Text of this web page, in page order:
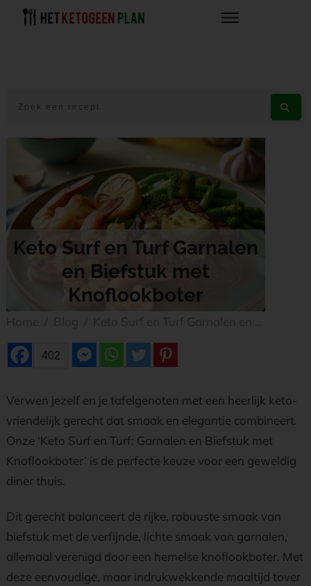
Keto Surf en Turf Garnalen
en Biefstuk met
Knoflookboter
402
Verwen jezelf en je tafelgenoten met een heerlijk keto-
vriendelijk gerecht dat smaak en elegantie combineert.
Onze ‘Keto Surf en Turf: Garnalen en Biefstuk met
Knoflookboter’ is de perfecte keuze voor een geweldig
diner thuis.
Dit gerecht balanceert de rijke, robuuste smaak van
biefstuk met de verfijnde, lichte smaak van garnalen,
allemaal verenigd door een hemelse knoflookboter. Met
deze eenvoudige, maar indrukwekkende maaltijd tover